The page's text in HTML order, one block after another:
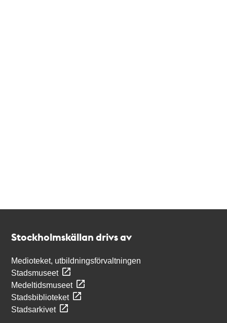
Stockholmskällan drivs av
Medioteket, utbildningsförvaltningen
Stadsmuseet
Medeltidsmuseet
Stadsbiblioteket
Stadsarkivet